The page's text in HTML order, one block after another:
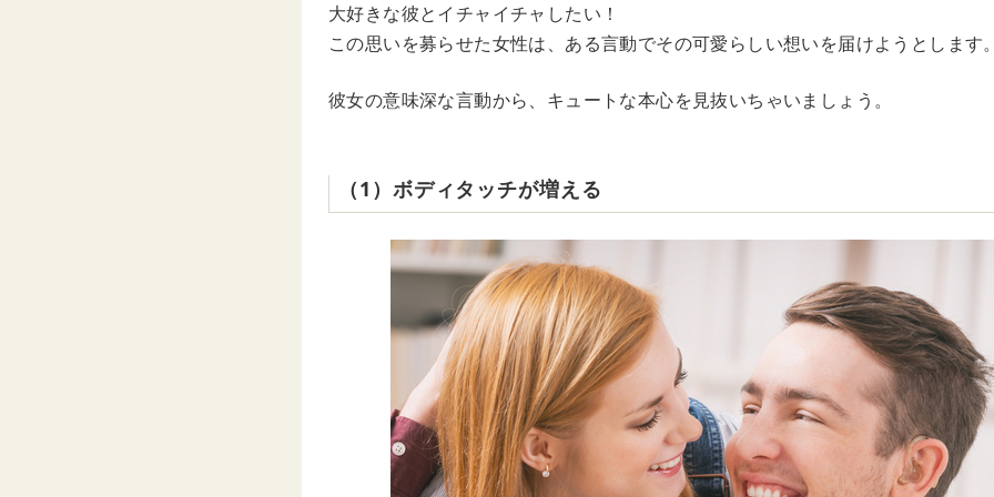
大好きな彼とイチャイチャしたい！
この思いを募らせた女性は、ある言動でその可愛らしい想いを届けようとします
彼女の意味深な言動から、キュートな本心を見抜いちゃいましょう。
（1）ボディタッチが増える